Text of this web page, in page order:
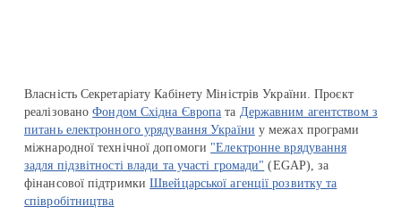
Власність Секретаріату Кабінету Міністрів України. Проєкт
реалізованоФондом Східна Європа та Державним агентством з
питань електронного урядування України у межах програми
міжнародної технічної допомоги "Електронне врядування
задля підзвітності влади та участі громади" (EGAP), за
фінансової підтримкиШвейцарської агенції розвитку та
співробітництва